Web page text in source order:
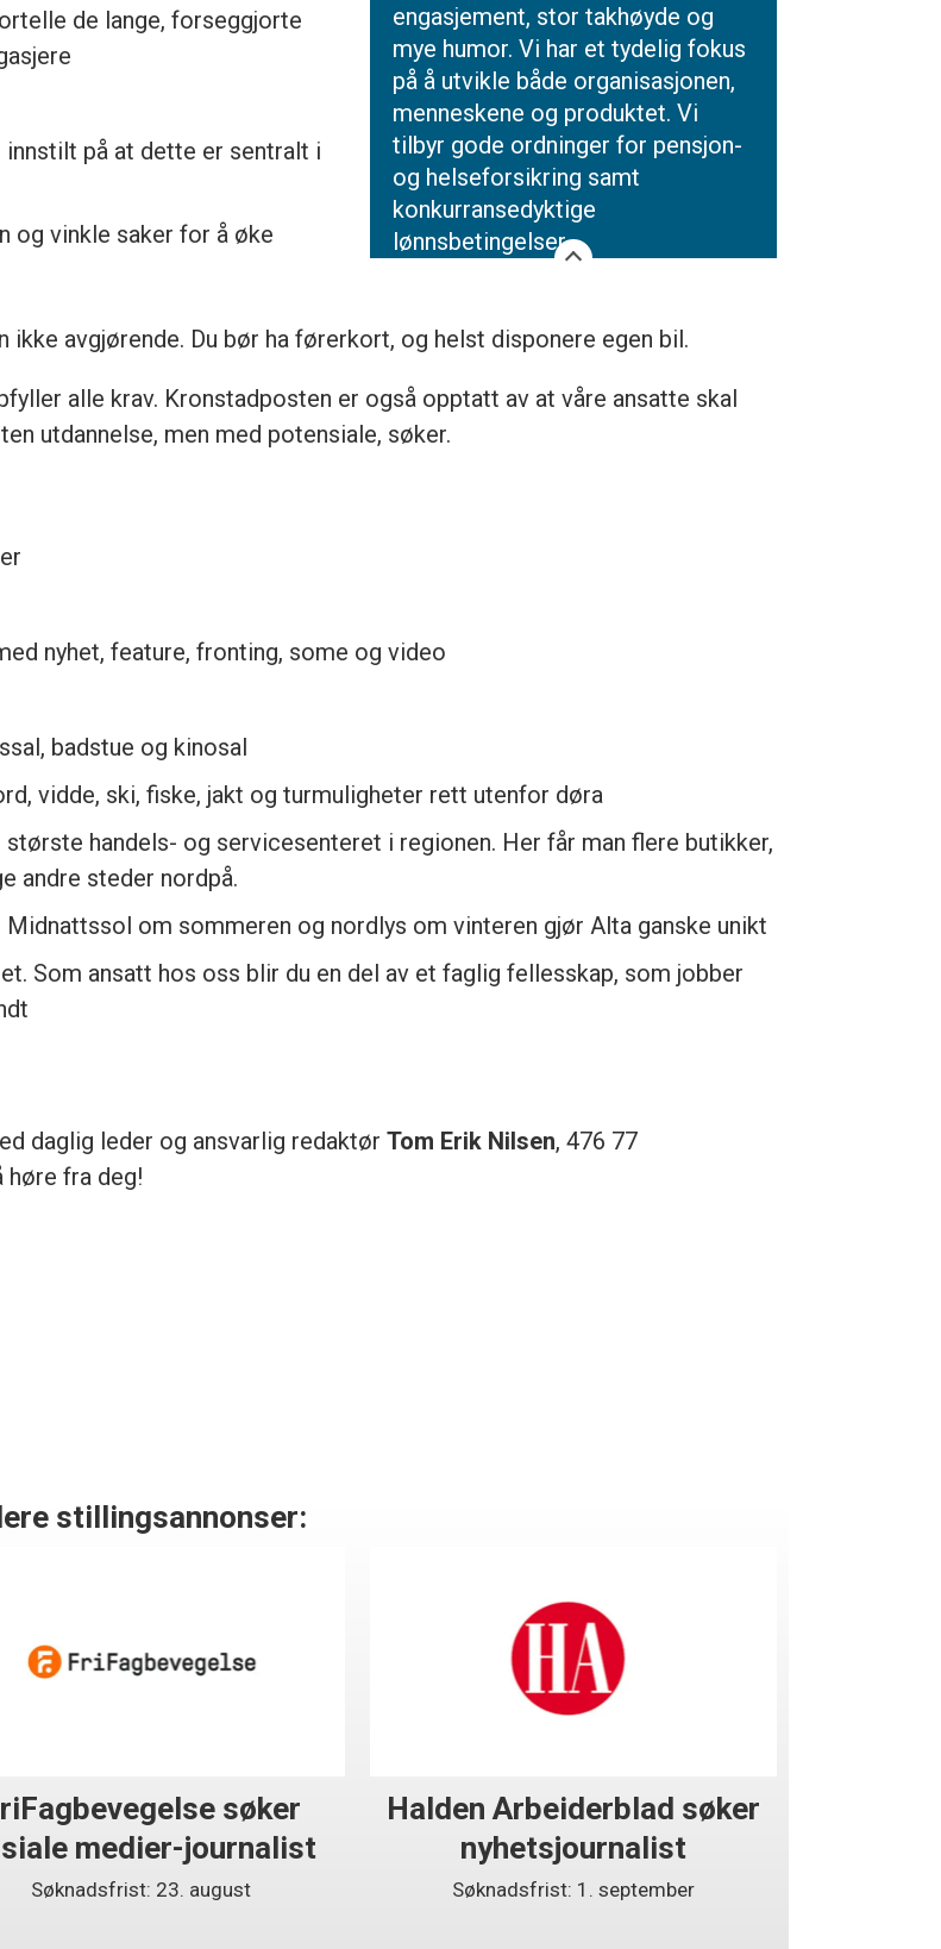
engasjement, stor takhøyde og
mye humor. Vi har et tydelig fokus
på å utvikle både organisasjonen,
menneskene og produktet. Vi
tilbyr gode ordninger for pensjon-
og helseforsikring samt
konkurransedyktige
lønnsbetingelser.
de lange, forseggjorte
på at dette er sentralt i
og vinkle saker for å øke
avgjørende. Du bør ha førerkort, og helst disponere egen bil.
alle krav. Kronstadposten er også opptatt av at våre ansatte skal
utdannelse, men med potensiale, søker.
nyhet, feature, fronting, some og video
badstue og kinosal
vidde, ski, fiske, jakt og turmuligheter rett utenfor døra
handels- og servicesenteret i regionen. Her får man flere butikker,
andre steder nordpå.
om sommeren og nordlys om vinteren gjør Alta ganske unikt
Som ansatt hos oss blir du en del av et faglig fellesskap, som jobber
daglig leder og ansvarlig redaktørTom Erik Nilsen, 476 77
høre fra deg!
stillingsannonser:
søker
medier-journalist
Søknadsfrist: 23. august
Halden Arbeiderblad søker
nyhetsjournalist
Søknadsfrist: 1. september